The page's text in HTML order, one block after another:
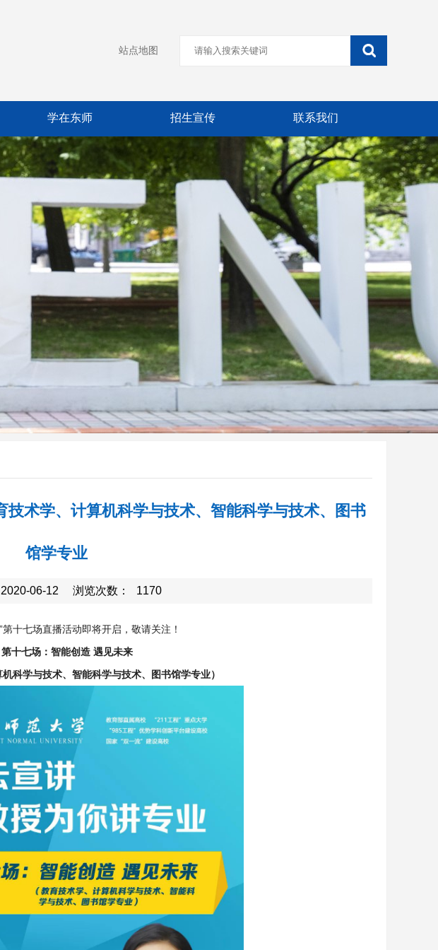
站点地图
学在东师 招生宣传 联系我们
术学、计算机科学与技术、智能科学与技术、图书
馆学专业
06-12 浏览次数： 1170
十七场直播活动即将开启，敬请关注！
第十七场：智能创造 遇见未来
机科学与技术、智能科学与技术、图书馆学专业）